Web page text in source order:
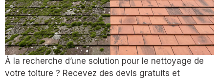
À la recherche d’une solution pour le nettoyage de
votre toiture ? Recevez des devis gratuits et